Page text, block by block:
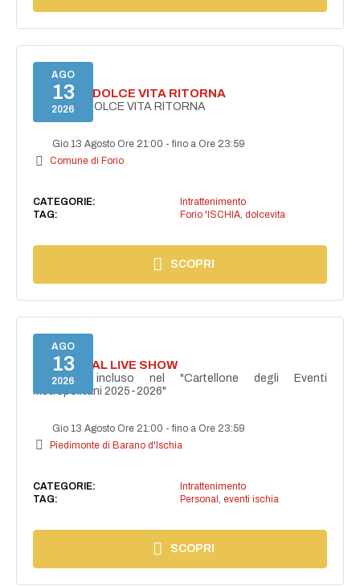
AGO
13
2026
FORIO LA DOLCE VITA RITORNA
FORIO LA DOLCE VITA RITORNA
Gio 13 Agosto Ore 21:00 -fino a Ore 23:59
Comune di Forio
CATEGORIE:
Intrattenimento
TAG:
Forio 'ISCHIA, dolcevita
SCOPRI
AGO
13
2026
I PERSONAL LIVE SHOW
Progetto incluso nel "Cartellone degli Eventi
Metropolitani 2025-2026"
Gio 13 Agosto Ore 21:00 -fino a Ore 23:59
Piedimonte di Barano d'Ischia
CATEGORIE:
Intrattenimento
TAG:
Personal eventi ischia
SCOPRI